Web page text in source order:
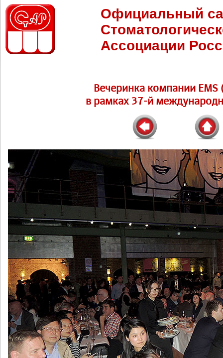
Официальный
Ассоциации
Вечеринка компании EMS
в рамках 37-й